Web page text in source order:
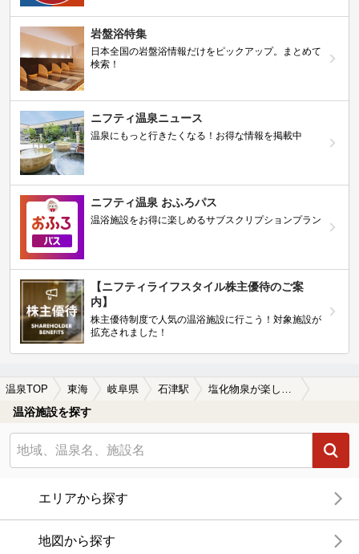
岩盤浴特集
日本全国の岩盤浴情報だけをピックアップ。まとめて
検索！
ニフティ温泉ニュース
温泉にもっと行きたくなる！お得な情報を掲載中
ニフティ温泉 おふろパス
温浴施設をお得に楽しめるサブスクリプションプラン
【ニフティライフスタイル株主優待のご案
内】
株主優待制度で人気の温浴施設に行こう！対象施設が
拡充されました！
温泉TOP 東海 岐阜県 石津駅 塩化物泉が楽しめる石津駅近くの温泉、日帰り温泉、スーパー銭湯おすすめ
温浴施設を探す
エリアから探す
地図から探す